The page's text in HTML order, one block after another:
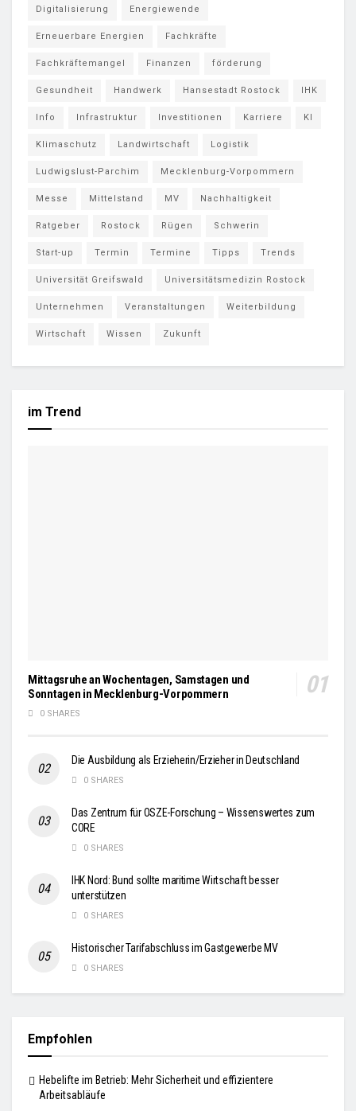
Digitalisierung Energiewende
Erneuerbare Energien Fachkräfte
Fachkräftemangel Finanzen förderung
Gesundheit Handwerk Hansestadt Rostock IHK
Info Infrastruktur Investitionen Karriere KI
Klimaschutz Landwirtschaft Logistik
Ludwigslust-Parchim Mecklenburg-Vorpommern
Messe Mittelstand MV Nachhaltigkeit
Ratgeber Rostock Rügen Schwerin
Start-up Termin Termine Tipps Trends
Universität Greifswald Universitätsmedizin Rostock
Unternehmen Veranstaltungen Weiterbildung
Wirtschaft Wissen Zukunft
im Trend
Mittagsruhe an Wochentagen, Samstagen und
Sonntagen in Mecklenburg-Vorpommern
0 SHARES
Die Ausbildung als Erzieherin/Erzieher in Deutschland
0 SHARES
Das Zentrum für OSZE-Forschung – Wissenswertes zum
CORE
0 SHARES
IHK Nord: Bund sollte maritime Wirtschaft besser
unterstützen
0 SHARES
Historischer Tarifabschluss im Gastgewerbe MV
0 SHARES
Empfohlen
Hebelifte im Betrieb: Mehr Sicherheit und effizientere
Arbeitsabläufe